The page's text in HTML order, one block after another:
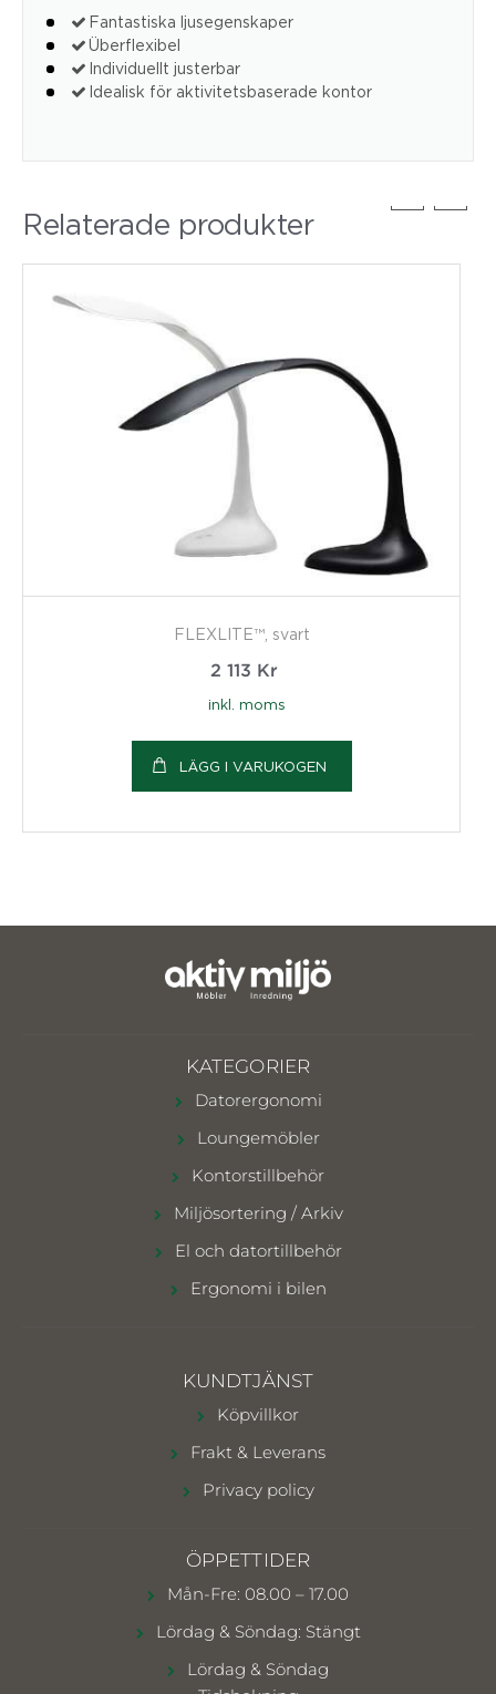
Fantastiska ljusegenskaper
Überflexibel
Individuellt justerbar
Idealisk för aktivitetsbaserade kontor
Relaterade produkter
FLEXLITE™, svart
2 113 Kr
inkl. moms
LÄGG I VARUKOGEN
KATEGORIER
Datorergonomi
Loungemöbler
Kontorstillbehör
Miljösortering / Arkiv
El och datortillbehör
Ergonomi i bilen
KUNDTJÄNST
Köpvillkor
Frakt & Leverans
Privacy policy
ÖPPETTIDER
Mån-Fre: 08.00 – 17.00
Lördag & Söndag: Stängt
Lördag & Söndag